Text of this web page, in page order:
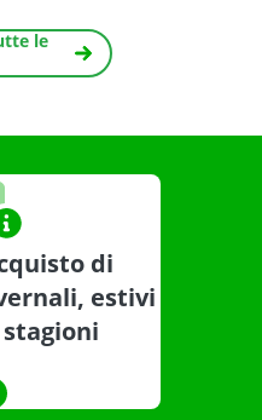
le
di
estivi